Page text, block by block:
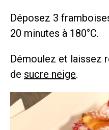
Déposez 3
20 minutes à 180°C.
Démoulez et laissez
de sucre neige.